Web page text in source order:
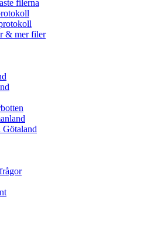
filerna
& mer filer
Götaland